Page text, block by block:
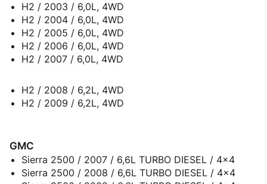
H2 / 2003 / 6,0L, 4WD
H2 / 2004 / 6,0L, 4WD
H2 / 2005 / 6,0L, 4WD
H2 / 2006 / 6,0L, 4WD
H2 / 2007 / 6,0L, 4WD
H2 / 2008 / 6,2L, 4WD
H2 / 2009 / 6,2L, 4WD
GMC
Sierra 2500 / 2007 / 6,6L TURBO DIESEL / 4x4
Sierra 2500 / 2008 / 6,6L TURBO DIESEL / 4x4